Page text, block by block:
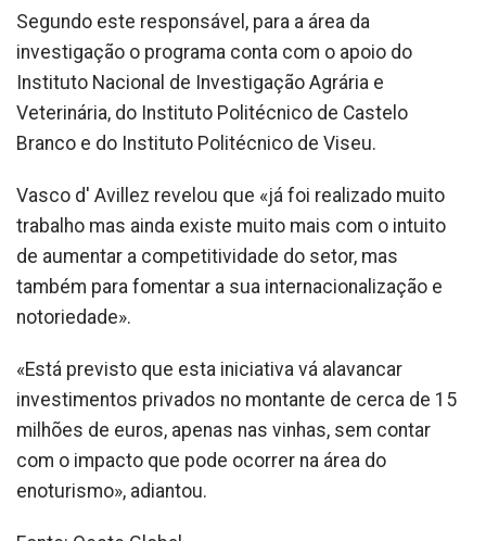
Segundo este responsável, para a área da
investigação o programa conta com o apoio do
Instituto Nacional de Investigação Agrária e
Veterinária, do Instituto Politécnico de Castelo
Branco e do Instituto Politécnico de Viseu.
Vasco d' Avillez revelou que «já foi realizado muito
trabalho mas ainda existe muito mais com o intuito
de aumentar a competitividade do setor, mas
também para fomentar a sua internacionalização e
notoriedade».
«Está previsto que esta iniciativa vá alavancar
investimentos privados no montante de cerca de 15
milhões de euros, apenas nas vinhas, sem contar
com o impacto que pode ocorrer na área do
enoturismo», adiantou.